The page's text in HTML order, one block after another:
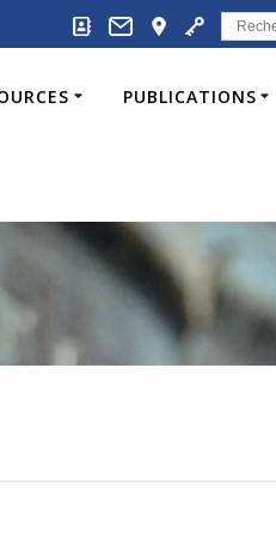
Search
for:
PUBLICATIONS